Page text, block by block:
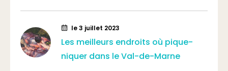
le 3 juillet 2023
Les meilleurs endroits où pique-
niquer dans le Val-de-Marne